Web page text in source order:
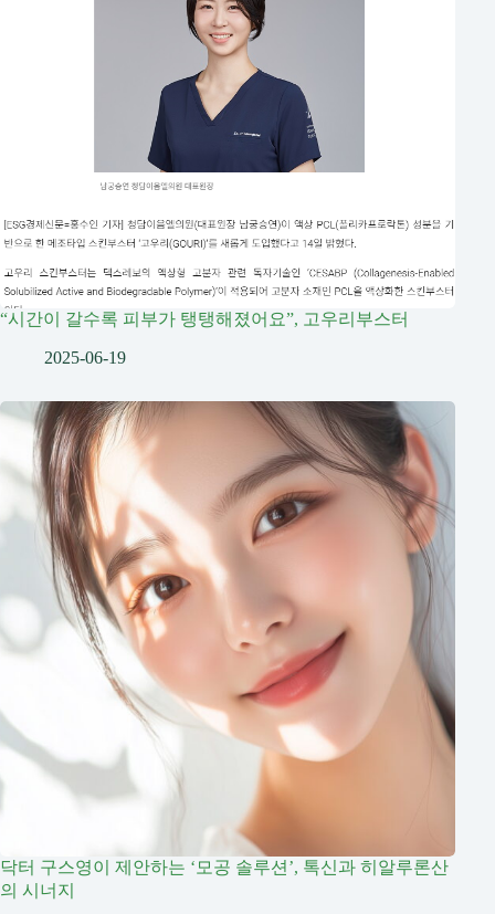
“시간이 갈수록 피부가 탱탱해졌어요”, 고우리부스터
2025-06-19
닥터 구스영이 제안하는 ‘모공 솔루션’, 톡신과 히알루론산
의 시너지